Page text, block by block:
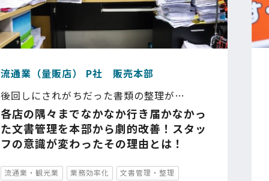
流通業（量販店） P社 販売本部
後回しにされがちだった書類の整理が…
各店の隅々までなかなか行き届かなかっ
た文書管理を本部から劇的改善！スタッ
フの意識が変わったその理由とは！
流通業・観光業 業務効率化 文書管理・整理